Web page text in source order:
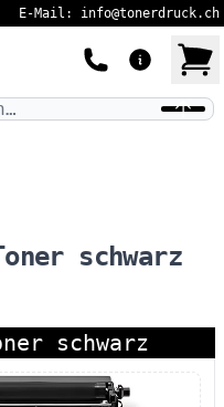
E-Mail: info@tonerdruck.ch
eingeben…
schwarz
schwarz